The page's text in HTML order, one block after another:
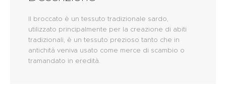
Il broccato è un tessuto tradizionale sardo,
utilizzato principalmente per la creazione di abiti
tradizionali, è un tessuto prezioso tanto che in
antichità veniva usato come merce di scambio o
tramandato in eredità.